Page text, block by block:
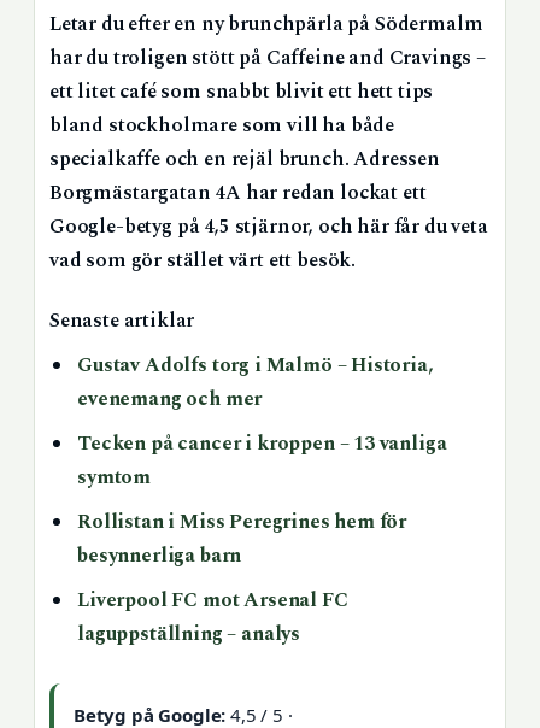
Letar du efter en ny brunchpärla på Södermalm
har du troligen stött på Caffeine and Cravings –
ett litet café som snabbt blivit ett hett tips
bland stockholmare som vill ha både
specialkaffe och en rejäl brunch. Adressen
Borgmästargatan 4A har redan lockat ett
Google-betyg på 4,5 stjärnor, och här får du veta
vad som gör stället värt ett besök.
Senaste artiklar
Gustav Adolfs torg i Malmö – Historia,
evenemang och mer
Tecken på cancer i kroppen – 13 vanliga
symtom
Rollistan i Miss Peregrines hem för
besynnerliga barn
Liverpool FC mot Arsenal FC
laguppställning – analys
Betyg på Google: 4,5 / 5 ·